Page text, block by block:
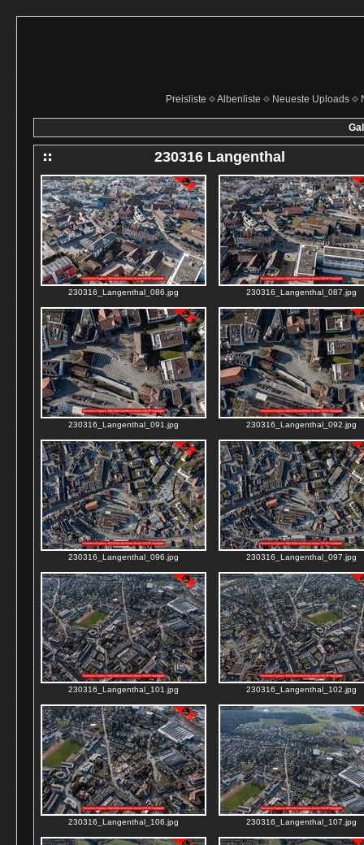
Preisliste Albenliste Neueste Uploads
230316 Langenthal
230316_Langenthal_086.jpg 230316_Langenthal_087.jpg
230316_Langenthal_091.jpg 230316_Langenthal_092.jpg
230316_Langenthal_096.jpg 230316_Langenthal_097.jpg
230316_Langenthal_101.jpg 230316_Langenthal_102.jpg
230316_Langenthal_106.jpg 230316_Langenthal_107.jpg